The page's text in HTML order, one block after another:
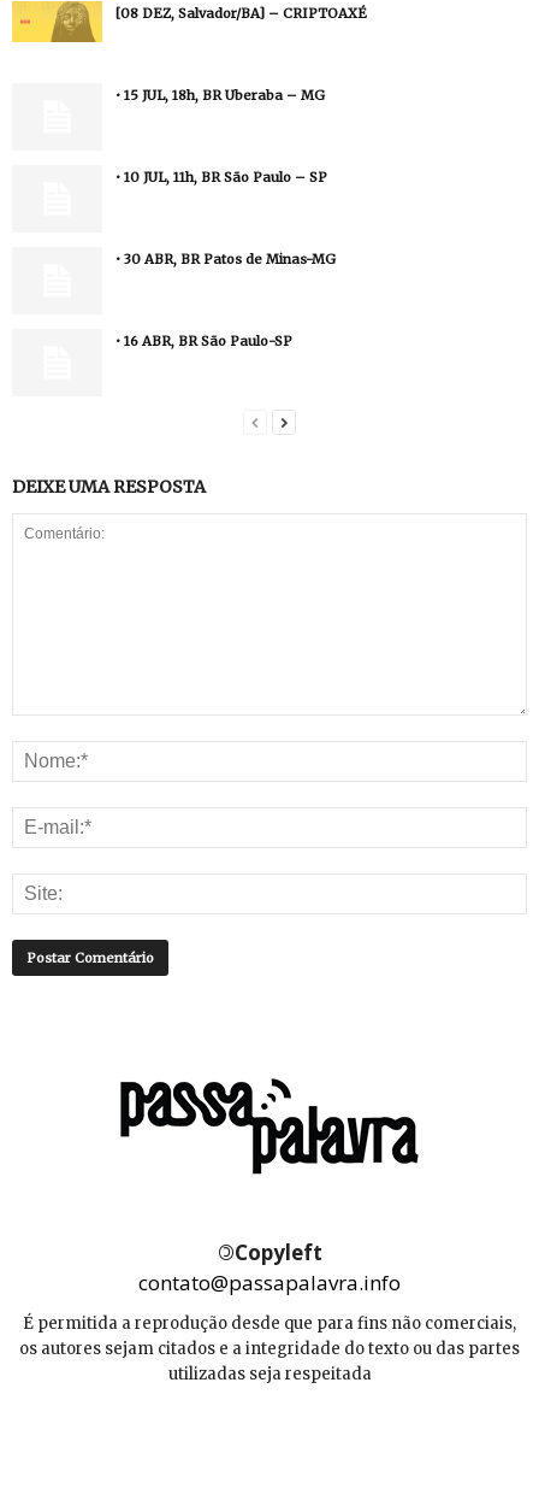
[08 DEZ, Salvador/BA] – CRIPTOAXÉ
• 15 JUL, 18h, BR Uberaba – MG
• 10 JUL, 11h, BR São Paulo – SP
• 30 ABR, BR Patos de Minas-MG
• 16 ABR, BR São Paulo-SP
DEIXE UMA RESPOSTA
©Copyleft
contato@passapalavra.info
É permitida a reprodução desde que para fins não comerciais,
os autores sejam citados e a integridade do texto ou das partes
utilizadas seja respeitada